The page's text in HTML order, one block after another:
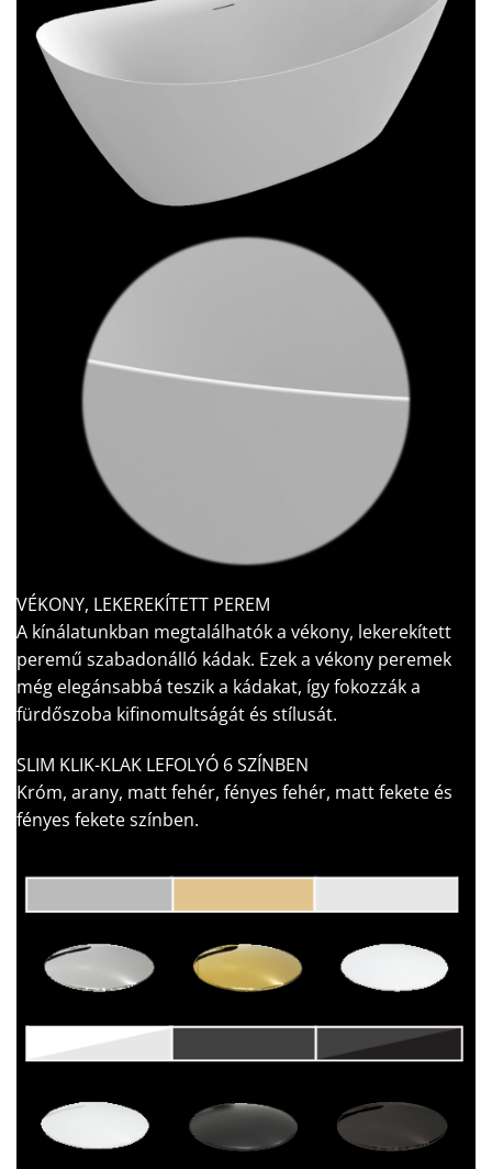
VÉKONY, LEKEREKÍTETT PEREM
A kínálatunkban megtalálhatók a vékony, lekerekített
peremű szabadonálló kádak. Ezek a vékony peremek
még elegánsabbá teszik a kádakat, így fokozzák a
fürdőszoba kifinomultságát és stílusát.
SLIM KLIK-KLAK LEFOLYÓ 6 SZÍNBEN
Króm, arany, matt fehér, fényes fehér, matt fekete és
fényes fekete színben.